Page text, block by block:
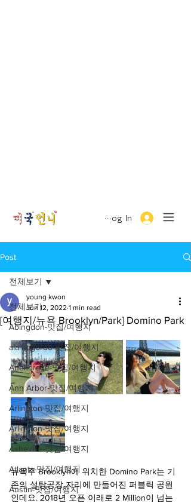
Log In
Post
전체보기
Abingdon-맛집/여행지
alamogordo-맛집/여행지
Anchorage-맛집/여행지
Ann Arbor-맛집/여행지
Arlington-맛집/여행지
Arlington-맛집/여행지
Asheville-맛집/여행지
Atlanta-맛집/여행지
Austin-맛집/여행지
전체보기
[여행지/뉴욕 Brooklyn/Park] Domino Park
young kwon
Jun 12, 2022 1 min read
뉴욕주 Brooklyn에 위치한 Domino Park는 기
존의 설탕공장 자리에 만들어진 퍼블릭 공원
인데요. 2018년 오픈 이래로 2 Million이 넘는